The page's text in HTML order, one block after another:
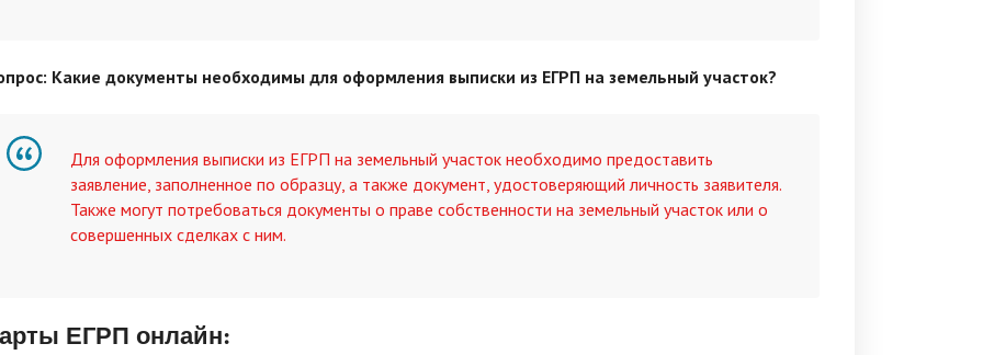
Какие документы необходимы для оформления выписки из ЕГРП на земельный участок?
Для оформления выписки из ЕГРП на земельный участок необходимо предоставить
заявление, заполненное по образцу, а также документ, удостоверяющий личность заявителя.
Также могут потребоваться документы о праве собственности на земельный участок или о
совершенных сделках с ним.
ЕГРП онлайн: